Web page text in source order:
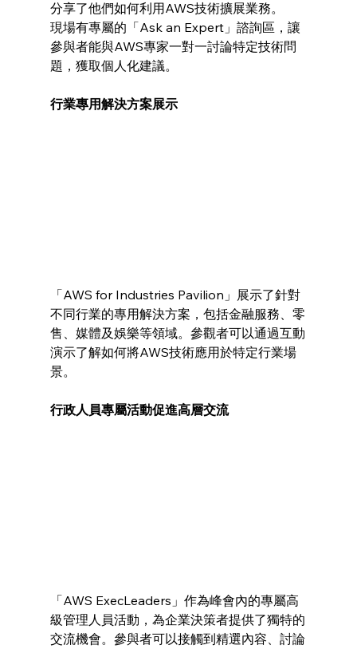
分享了他們如何利用AWS技術擴展業務。
現場有專屬的「Ask an Expert」諮詢區，讓
參與者能與AWS專家一對一討論特定技術問
題，獲取個人化建議。
行業專用解決方案展示
「AWS for Industries Pavilion」展示了針對
不同行業的專用解決方案，包括金融服務、零
售、媒體及娛樂等領域。參觀者可以通過互動
演示了解如何將AWS技術應用於特定行業場
景。
行政人員專屬活動促進高層交流
「AWS ExecLeaders」作為峰會內的專屬高
級管理人員活動，為企業決策者提供了獨特的
交流機會。參與者可以接觸到精選內容、討論